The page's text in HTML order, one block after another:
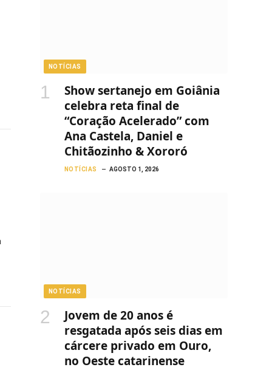
NOTÍCIAS
Show sertanejo em Goiânia
celebra reta final de
“Coração Acelerado” com
Ana Castela, Daniel e
Chitãozinho & Xororó
NOTÍCIAS AGOSTO 1, 2026
NOTÍCIAS
Jovem de 20 anos é
resgatada após seis dias em
cárcere privado em Ouro,
no Oeste catarinense